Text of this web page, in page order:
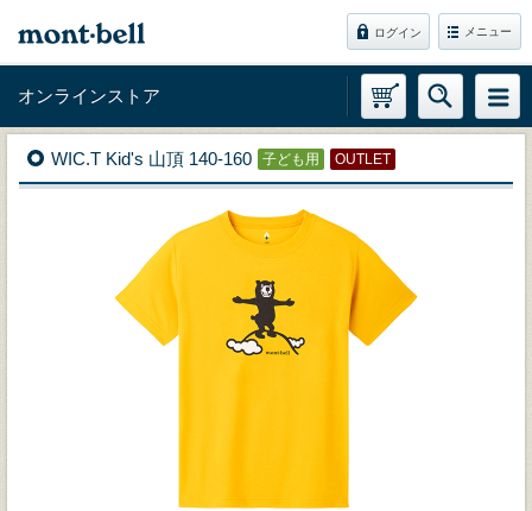
ログイン メニュー
オンラインストア
WIC.T Kid's 山頂 140-160 子ども用 OUTLET